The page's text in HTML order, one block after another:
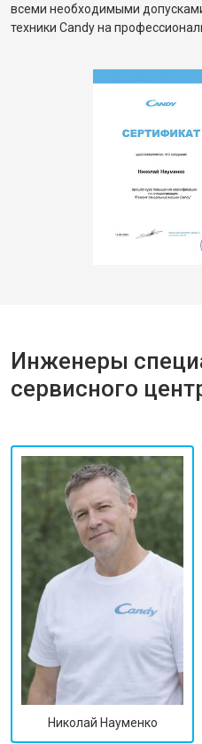
всеми необходимыми
техники Candy на
Инженеры
сервисного
Николай Науменко